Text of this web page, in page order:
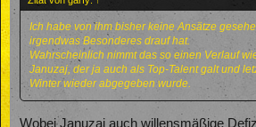
Ich habe von ihm bisher keine Ansätze
irgendwas Besonderes drauf hat.
Wahrscheinlich nimmt das so einen Verlauf
Januzaj, der ja auch als Top-Talent galt und
Winter wieder abgegeben wurde.
Wobei Januzaj auch willensmäßige